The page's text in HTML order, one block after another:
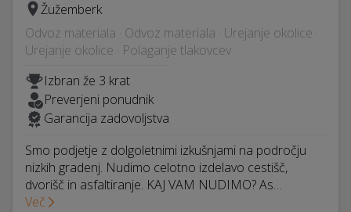
Žužemberk
Odvoz materiala · Odvoz materiala · Urejanje okolice ·
Urejanje okolice · Polaganje tlakovcev
Izbran že 3 krat
Preverjeni ponudnik
Garancija zadovoljstva
Smo podjetje z dolgoletnimi izkušnjami na področju
nizkih gradenj. Nudimo celotno izdelavo cestišč,
dvorišč in asfaltiranje. KAJ VAM NUDIMO? As…
Več